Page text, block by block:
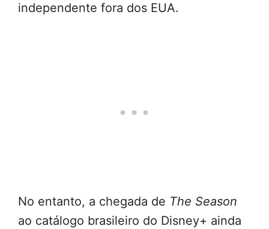
independente fora dos EUA.
No entanto, a chegada de The Season
ao catálogo brasileiro do Disney+ ainda